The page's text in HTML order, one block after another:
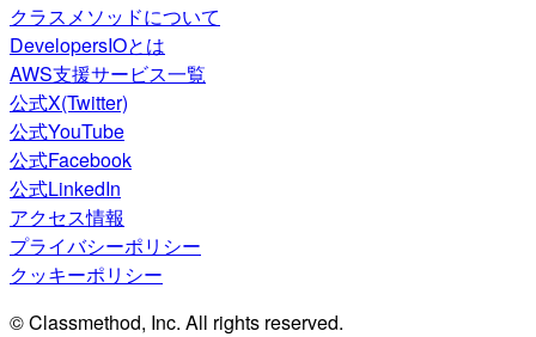
クラスメソッドについて
DevelopersIOとは
AWS支援サービス一覧
公式X(Twitter)
公式YouTube
公式Facebook
公式LinkedIn
アクセス情報
プライバシーポリシー
クッキーポリシー
© Classmethod, Inc. All rights reserved.